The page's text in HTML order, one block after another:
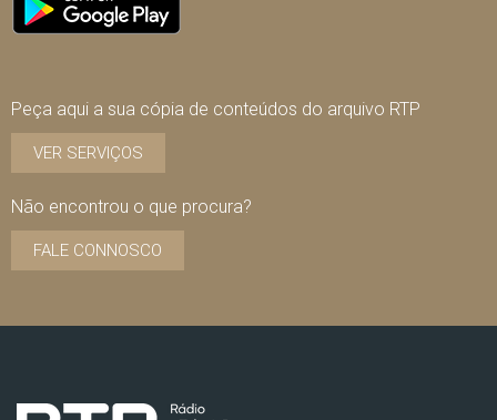
Peça aqui a sua cópia de conteúdos do arquivo RTP
VER SERVIÇOS
Não encontrou o que procura?
FALE CONNOSCO